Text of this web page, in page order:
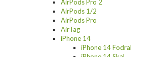
AirPods Pro 2
AirPods 1/2
AirPods Pro
AirTag
iPhone 14
iPhone 14 Fodral